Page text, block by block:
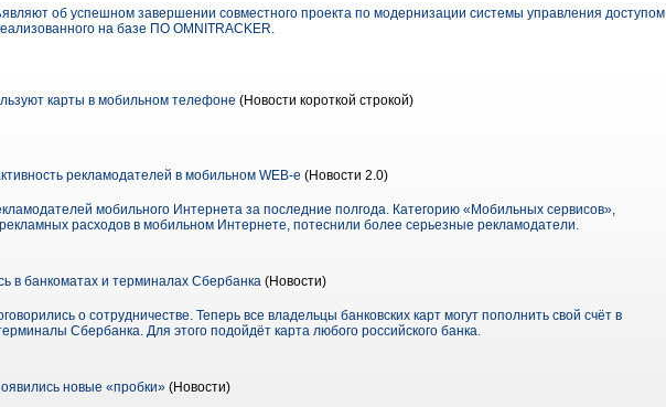
об успешном завершении совместного проекта по модернизации системы управления доступом
на базе ПО OMNITRACKER.
карты в мобильном телефоне (Новости короткой строкой)
рекламодателей в мобильном WEB-е (Новости 2.0)
мобильного Интернета за последние полгода. Категорию «Мобильных сервисов»,
расходов в мобильном Интернете, потеснили более серьезные рекламодатели.
в банкоматах и терминалах Сбербанка (Новости)
о сотрудничестве. Теперь все владельцы банковских карт могут пополнить свой счёт в
Сбербанка. Для этого подойдёт карта любого российского банка.
новые «пробки» (Новости)